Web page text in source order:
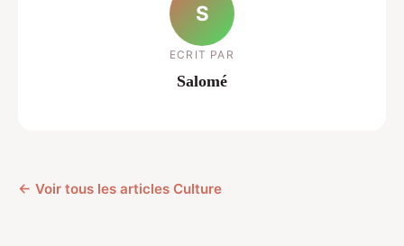
S
ECRIT PAR
Salomé
← Voir tous les articles Culture